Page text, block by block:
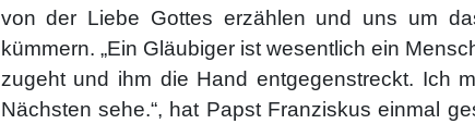
von der Liebe Gottes erzählen und uns um
kümmern. „Ein Gläubiger ist wesentlich ein
zugeht und ihm die Hand entgegenstreckt. Ich
Nächsten sehe.“, hat Papst Franziskus einmal